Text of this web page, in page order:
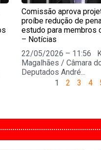
Comissão aprova
proíbe redução de
estudo para membros
– Notícias
22/05/2026 – 11:56
Magalhães / Câmara
Deputados André...
1 2 3 4